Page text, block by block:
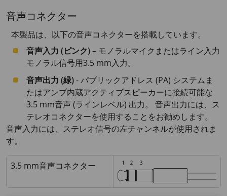
音声コネクター
本製品は、以下の音声コネクターを搭載しています。
音声入力 (ピンク)– モノラルマイクまたはライン入力
モノラル信号用3.5 mm入力。
音声出力 (緑)- パブリックアドレス (PA) システムま
たはアンプ内蔵アクティブスピーカーに接続可能な
3.5 mm音声 (ラインレベル) 出力。 音声出力には、ス
テレオコネクターを使用することをお勧めします。
音声入力には、ステレオ信号の左チャンネルが使用されま
す。
3.5 mm音声コネクター